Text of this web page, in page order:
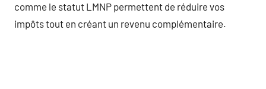
comme le statut LMNP permettent de réduire vos
impôts tout en créant un revenu complémentaire.